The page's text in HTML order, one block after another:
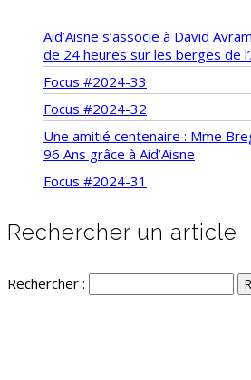
Aid’Aisne s’associe à David
de 24 heures sur les berges de
Focus #2024-33
Focus #2024-32
Une amitié centenaire : Mme
96 Ans grâce à Aid’Aisne
Focus #2024-31
Rechercher un article
Rechercher :